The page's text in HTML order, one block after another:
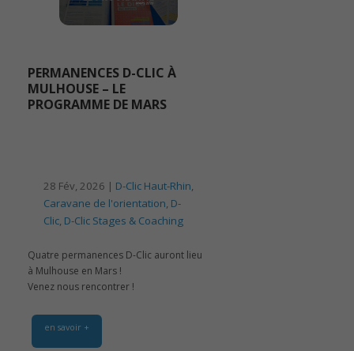
PERMANENCES D-CLIC À
MULHOUSE – LE
PROGRAMME DE MARS
28 Fév, 2026 | D-Clic Haut-Rhin
Caravane de l'orientation D-
Clic D-Clic Stages & Coaching
Quatre permanences D-Clic auront lieu
à Mulhouse en Mars !
Venez nous rencontrer !
en savoir +